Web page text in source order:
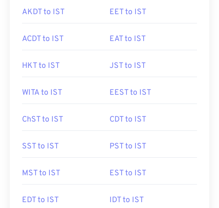
AKDT to IST EET to IST
ACDT to IST EAT to IST
HKT to IST JST to IST
WITA to IST EEST to IST
ChST to IST CDT to IST
SST to IST PST to IST
MST to IST EST to IST
EDT to IST IDT to IST